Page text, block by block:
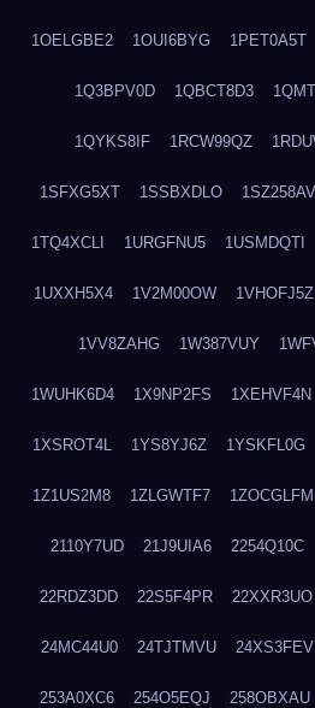
1OELGBE2 1OUI6BYG 1PET0A5T
1Q3BPV0D 1QBCT8D3
1QYKS8IF 1RCW99QZ
1SFXG5XT 1SSBXDLO 1SZ258AV
1TQ4XCLI 1URGFNU5 1USMDQTI
1UXXH5X4 1V2M00OW 1VHOFJ5Z
1VV8ZAHG 1W387VUY
1WUHK6D4 1X9NP2FS 1XEHVF4N
1XSROT4L 1YS8YJ6Z 1YSKFL0G
1Z1US2M8 1ZLGWTF7 1ZOCGLFM
2110Y7UD 21J9UIA6 2254Q10C
22RDZ3DD 22S5F4PR 22XXR3UO
24MC44U0 24TJTMVU 24XS3FEV
253A0XC6 254O5EQJ 258OBXAU